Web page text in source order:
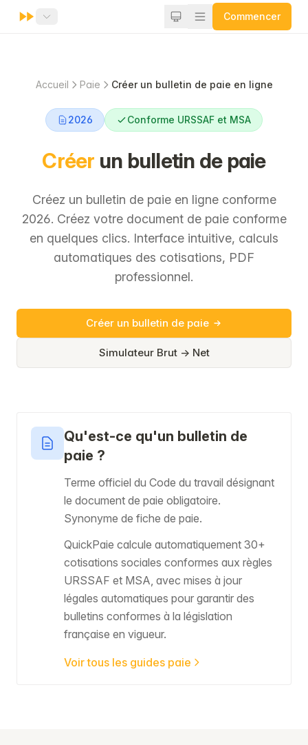
Commencer
Accueil Paie Créer un bulletin de paie en ligne
2026 Conforme URSSAF et MSA
Créer un bulletin de paie
Créez un bulletin de paie en ligne conforme
2026. Créez votre document de paie conforme
en quelques clics. Interface intuitive, calculs
automatiques des cotisations, PDF
professionnel.
Créer un bulletin de paie
Simulateur Brut → Net
Qu'est-ce qu'un bulletin de
paie ?
Terme officiel du Code du travail désignant
le document de paie obligatoire.
Synonyme de fiche de paie.
QuickPaie calcule automatiquement 30+
cotisations sociales conformes aux règles
URSSAF et MSA, avec mises à jour
légales automatiques pour garantir des
bulletins conformes à la législation
française en vigueur.
Voir tous les guides paie